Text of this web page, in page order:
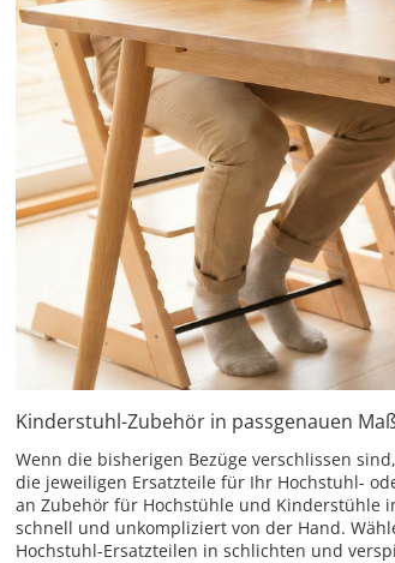
Kinderstuhl-Zubehör in passgenauen
Wenn die bisherigen Bezüge verschlissen
die jeweiligen Ersatzteile für Ihr Hochstuhl-
an Zubehör für Hochstühle und Kinderstühle
schnell und unkompliziert von der Hand.
Hochstuhl-Ersatzteilen in schlichten und